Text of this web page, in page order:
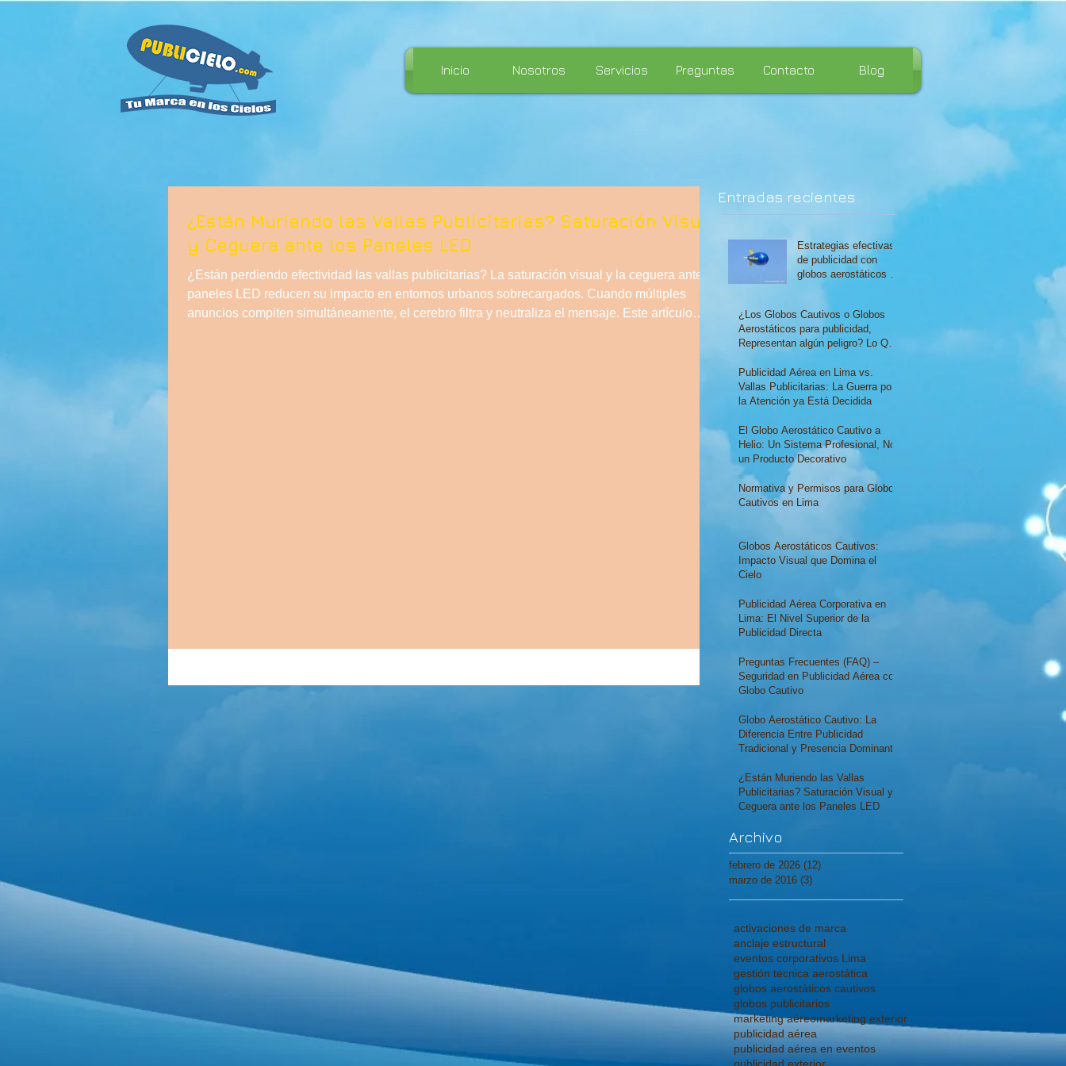
Inicio Nosotros Servicios Preguntas Contacto Blog
¿Están Muriendo las Vallas Publicitarias? Saturación Visual
y Ceguera ante los Paneles LED
¿Están perdiendo efectividad las vallas publicitarias? La saturación visual y la ceguera ante
paneles LED reducen su impacto en entornos urbanos sobrecargados. Cuando múltiples
anuncios compiten simultáneamente, el cerebro filtra y neutraliza el mensaje. Este artículo
Entradas recientes
Estrategias efectivas
de publicidad con
globos aerostáticos en
¿Los Globos Cautivos o Globos
Aerostáticos para publicidad,
Representan algún peligro? Lo Que
Pinchadura
Publicidad Aérea en Lima vs.
Vallas Publicitarias: La Guerra por
la Atención ya Está Decidida
El Globo Aerostático Cautivo a
Helio: Un Sistema Profesional, No
un Producto Decorativo
Normativa y Permisos para Globos
Cautivos en Lima
Globos Aerostáticos Cautivos:
Impacto Visual que Domina el
Cielo
Publicidad Aérea Corporativa en
Lima: El Nivel Superior de la
Publicidad Directa
Preguntas Frecuentes (FAQ) –
Seguridad en Publicidad Aérea con
Globo Cautivo
Globo Aerostático Cautivo: La
Diferencia Entre Publicidad
Tradicional y Presencia Dominante
¿Están Muriendo las Vallas
Publicitarias? Saturación Visual y
Ceguera ante los Paneles LED
Archivo
febrero de 2026 (12)
marzo de 2016 (3)
activaciones de marca
anclaje estructural
eventos corporativos Lima
gestión técnica aerostática
globos aerostáticos cautivos
globos publicitarios
marketing aéreomarketing exterior
publicidad aérea
publicidad aérea en eventos